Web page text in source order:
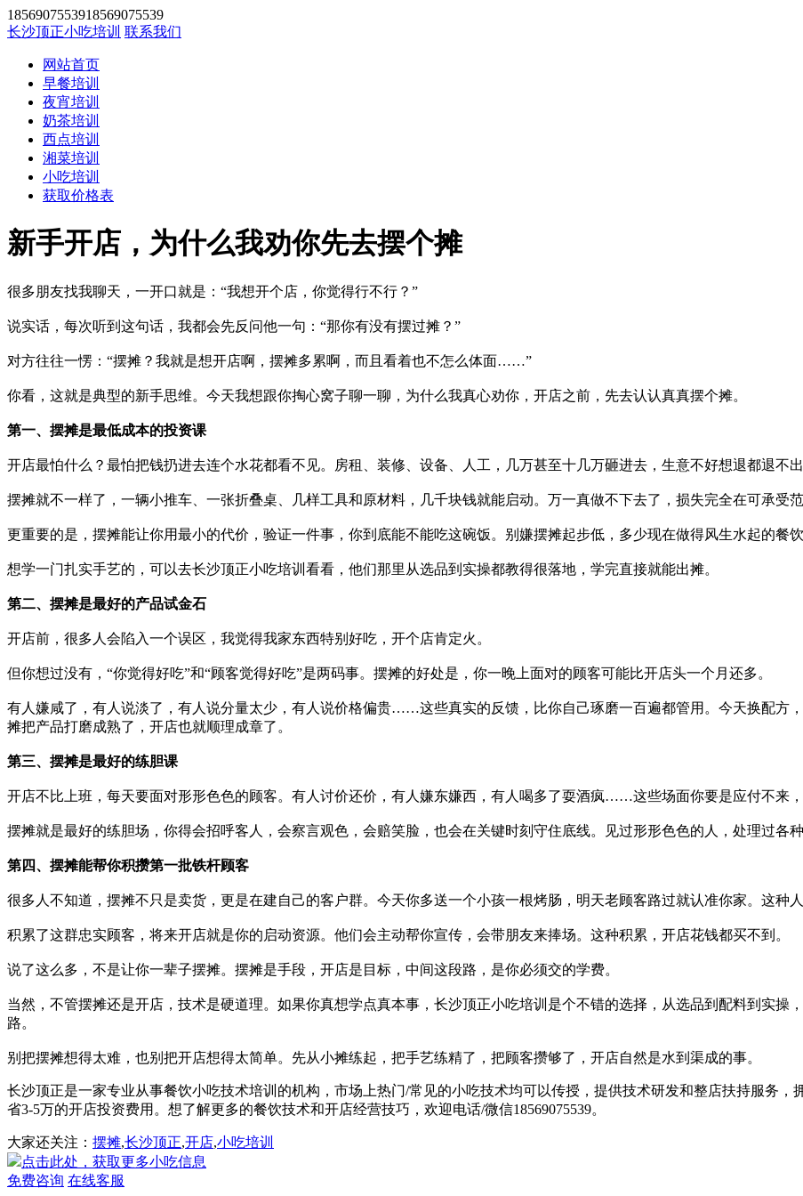
1856907553918569075539
长沙顶正小吃培训 联系我们
网站首页
早餐培训
夜宵培训
奶茶培训
西点培训
湘菜培训
小吃培训
获取价格表
新手开店，为什么我劝你先去摆个摊
很多朋友找我聊天，一开口就是：“我想开个店，你觉得行不行？”
说实话，每次听到这句话，我都会先反问他一句：“那你有没有摆过摊？”
对方往往一愣：“摆摊？我就是想开店啊，摆摊多累啊，而且看着也不怎么体面……”
你看，这就是典型的新手思维。今天我想跟你掏心窝子聊一聊，为什么我真心劝你，开店之前，先去认认真真摆个摊。
第一、摆摊是最低成本的投资课
开店最怕什么？最怕把钱扔进去连个水花都看不见。房租、装修、设备、人工，几万甚至十几万砸进去，生意不好想退都退不出
摆摊就不一样了，一辆小推车、一张折叠桌、几样工具和原材料，几千块钱就能启动。万一真做不下去了，损失完全在可承受范
更重要的是，摆摊能让你用最小的代价，验证一件事，你到底能不能吃这碗饭。别嫌摆摊起步低，多少现在做得风生水起的餐
想学一门扎实手艺的，可以去长沙顶正小吃培训看看，他们那里从选品到实操都教得很落地，学完直接就能出摊。
第二、摆摊是最好的产品试金石
开店前，很多人会陷入一个误区，我觉得我家东西特别好吃，开个店肯定火。
但你想过没有，“你觉得好吃”和“顾客觉得好吃”是两码事。摆摊的好处是，你一晚上面对的顾客可能比开店头一个月还多。
有人嫌咸了，有人说淡了，有人说分量太少，有人说价格偏贵……这些真实的反馈，比你自己琢磨一百遍都管用。今天换配方
摊把产品打磨成熟了，开店也就顺理成章了。
第三、摆摊是最好的练胆课
开店不比上班，每天要面对形形色色的顾客。有人讨价还价，有人嫌东嫌西，有人喝多了耍酒疯……这些场面你要是应付不来，
摆摊就是最好的练胆场，你得会招呼客人，会察言观色，会赔笑脸，也会在关键时刻守住底线。见过形形色色的人，处理过各
第四、摆摊能帮你积攒第一批铁杆顾客
很多人不知道，摆摊不只是卖货，更是在建自己的客户群。今天你多送一个小孩一根烤肠，明天老顾客路过就认准你家。这种
积累了这群忠实顾客，将来开店就是你的启动资源。他们会主动帮你宣传，会带朋友来捧场。这种积累，开店花钱都买不到。
说了这么多，不是让你一辈子摆摊。摆摊是手段，开店是目标，中间这段路，是你必须交的学费。
当然，不管摆摊还是开店，技术是硬道理。如果你真想学点真本事，长沙顶正小吃培训是个不错的选择，从选品到配料到实操
路。
别把摆摊想得太难，也别把开店想得太简单。先从小摊练起，把手艺练精了，把顾客攒够了，开店自然是水到渠成的事。
长沙顶正是一家专业从事餐饮小吃技术培训的机构，市场上热门/常见的小吃技术均可以传授，提供技术研发和整店扶持服务
省3-5万的开店投资费用。想了解更多的餐饮技术和开店经营技巧，欢迎电话/微信18569075539。
大家还关注： 摆摊,长沙顶正,开店,小吃培训
点击此处，获取更多小吃信息
免费咨询 在线客服